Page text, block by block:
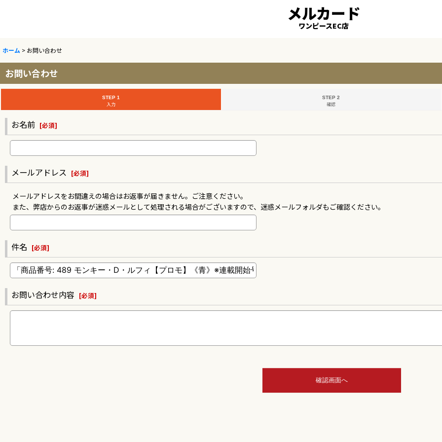
メルカード
ワンピースEC店
ホーム > お問い合わせ
お問い合わせ
STEP 1
入力
STEP 2
確認
お名前 [必須]
メールアドレス [必須]
メールアドレスをお間違えの場合はお返事が届きません。ご注意ください。
また、弊店からのお返事が迷惑メールとして処理される場合がございますので、迷惑メールフォルダもご確認ください。
件名 [必須]
お問い合わせ内容 [必須]
確認画面へ